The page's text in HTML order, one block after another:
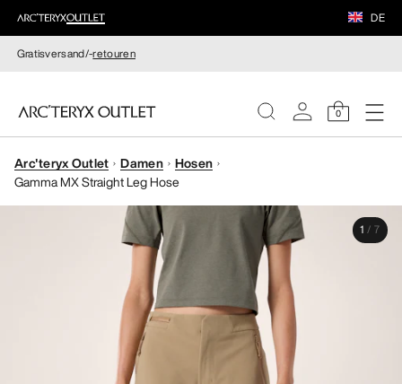
DE
Gratisversand/-retouren
0
DAMEN
Arc'teryx Outlet Damen
Hosen
Gamma MX Straight Leg Hose
1 / 7